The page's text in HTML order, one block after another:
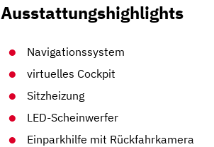
Ausstattungshighlights
Navigationssystem
virtuelles Cockpit
Sitzheizung
LED-Scheinwerfer
Einparkhilfe mit Rückfahrkamera